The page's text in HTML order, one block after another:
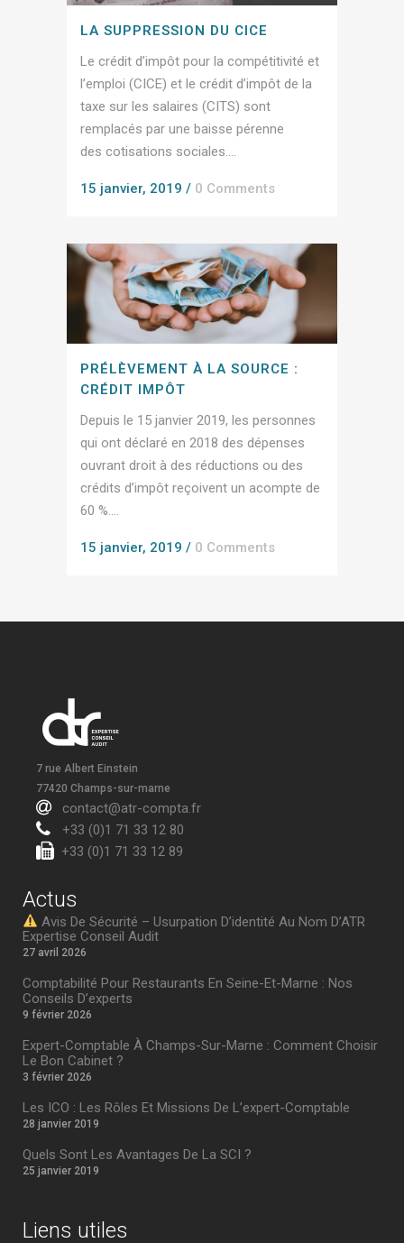
LA SUPPRESSION DU CICE
Le crédit d’impôt pour la compétitivité et
l’emploi (CICE) et le crédit d’impôt de la
taxe sur les salaires (CITS) sont
remplacés par une baisse pérenne
des cotisations sociales....
15 janvier, 2019 / 0 Comments
PRÉLÈVEMENT À LA SOURCE :
CRÉDIT IMPÔT
Depuis le 15 janvier 2019, les personnes
qui ont déclaré en 2018 des dépenses
ouvrant droit à des réductions ou des
crédits d’impôt reçoivent un acompte de
60 %....
15 janvier, 2019 / 0 Comments
7 rue Albert Einstein
77420 Champs-sur-marne
contact@atr-compta.fr
+33 (0)1 71 33 12 80
+33 (0)1 71 33 12 89
Actus
Avis De Sécurité – Usurpation D’identité Au Nom D’ATR
Expertise Conseil Audit
27 avril 2026
Comptabilité Pour Restaurants En Seine-Et-Marne : Nos
Conseils D’experts
9 février 2026
Expert-Comptable À Champs-Sur-Marne : Comment Choisir
Le Bon Cabinet ?
3 février 2026
Les ICO : Les Rôles Et Missions De L’expert-Comptable
28 janvier 2019
Quels Sont Les Avantages De La SCI ?
25 janvier 2019
Liens utiles